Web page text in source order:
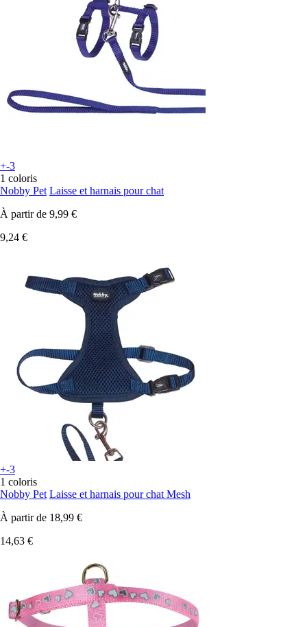
+-3
1 coloris
Nobby Pet Laisse et harnais pour chat
À partir de 9,99 €
9,24 €
+-3
1 coloris
Nobby Pet Laisse et harnais pour chat Mesh
À partir de 18,99 €
14,63 €